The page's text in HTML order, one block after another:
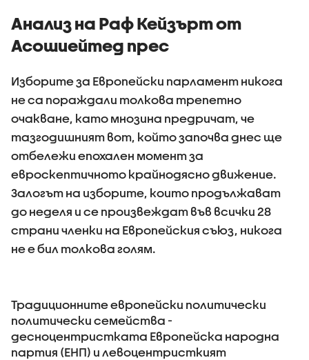
Анализ на Раф Кейзърт от
Асошиейтед прес
Изборите за Европейски парламент никога
не са пораждали толкова трепетно
очакване, като мнозина предричат, че
тазгодишният вот, който започва днес ще
отбележи епохален момент за
евроскептичното крайнодясно движение.
Залогът на изборите, които продължават
до неделя и се произвеждат във всички 28
страни членки на Европейския съюз, никога
не е бил толкова голям.
Традиционните европейски политически
политически семейства -
десноцентристката Европейска народна
партия (ЕНП) и левоцентристкият